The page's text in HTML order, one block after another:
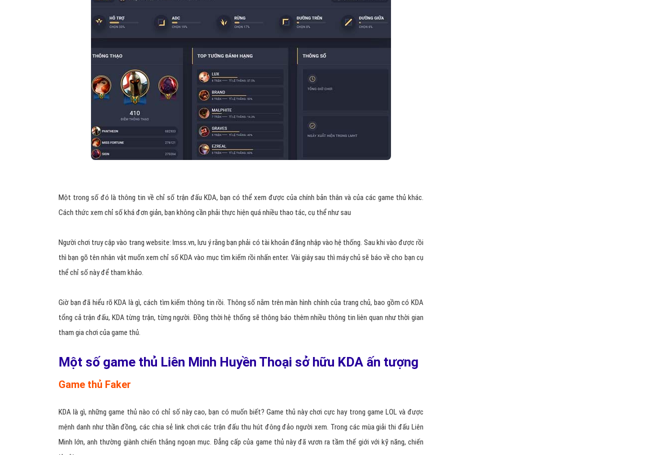
Một trong số đó là thông tin về chỉ số trận đấu KDA, bạn có thể xem được của chính bản thân và của các game thủ khác.
Cách thức xem chỉ số khá đơn giản, bạn không cần phải thực hiện quá nhiều thao tác, cụ thể như sau
Người chơi truy cập vào trang website: lmss.vn, lưu ý rằng bạn phải có tài khoản đăng nhập vào hệ thống. Sau khi vào được rồi
thì bạn gõ tên nhân vật muốn xem chỉ số KDA vào mục tìm kiếm rồi nhấn enter. Vài giây sau thì máy chủ sẽ báo về cho bạn cụ
thể chỉ số này để tham khảo.
Giờ bạn đã hiểu rõ KDA là gì, cách tìm kiếm thông tin rồi. Thông số nằm trên màn hình chính của trang chủ, bao gồm có KDA
tổng cả trận đấu, KDA từng trận, từng người. Đồng thời hệ thống sẽ thông báo thêm nhiều thông tin liên quan như thời gian
tham gia chơi của game thủ.
Một số game thủ Liên Minh Huyền Thoại sở hữu KDA ấn tượng
Game thủ Faker
KDA là gì, những game thủ nào có chỉ số này cao, bạn có muốn biết? Game thủ này chơi cực hay trong game LOL và được
mệnh danh như thần đồng, các chia sẻ link chơi các trận đấu thu hút đông đảo người xem. Trong các mùa giải thi đấu Liên
Minh lớn, anh thường giành chiến thắng ngoạn mục. Đẳng cấp của game thủ này đã vươn ra tầm thế giới với kỹ năng, chiến